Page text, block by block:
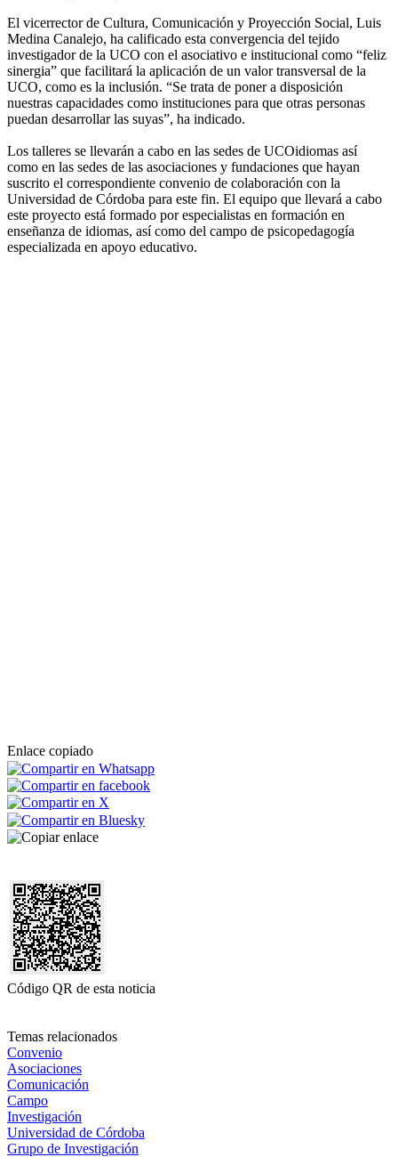
El vicerrector de Cultura, Comunicación y Proyección Social, Luis
Medina Canalejo, ha calificado esta convergencia del tejido
investigador de la UCO con el asociativo e institucional como “feliz
sinergia” que facilitará la aplicación de un valor transversal de la
UCO, como es la inclusión. “Se trata de poner a disposición
nuestras capacidades como instituciones para que otras personas
puedan desarrollar las suyas”, ha indicado.
Los talleres se llevarán a cabo en las sedes de UCOidiomas así
como en las sedes de las asociaciones y fundaciones que hayan
suscrito el correspondiente convenio de colaboración con la
Universidad de Córdoba para este fin. El equipo que llevará a cabo
este proyecto está formado por especialistas en formación en
enseñanza de idiomas, así como del campo de psicopedagogía
especializada en apoyo educativo.
Enlace copiado
Código QR de esta noticia
Temas relacionados
Convenio
Asociaciones
Comunicación
Campo
Investigación
Universidad de Córdoba
Grupo de Investigación